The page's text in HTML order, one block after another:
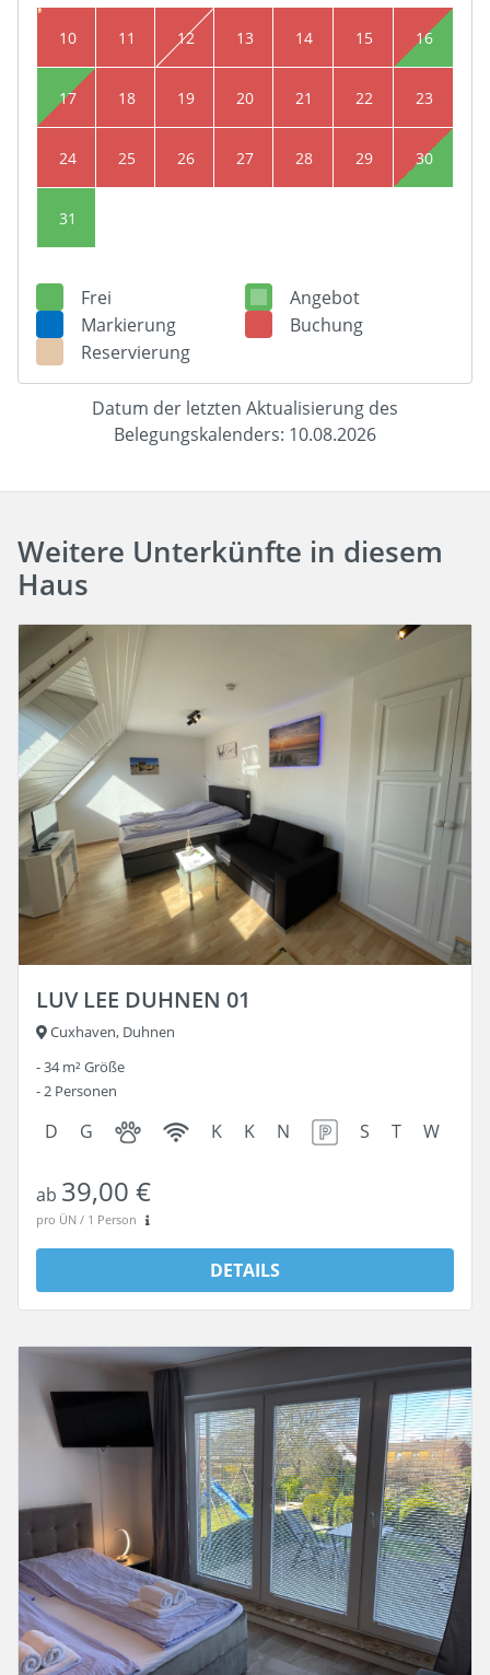
10 11 12 13 14 15 16
17 18 19 20 21 22 23
24 25 26 27 28 29 30
31
Frei
Angebot
Markierung
Buchung
Reservierung
Datum der letzten Aktualisierung des
Belegungskalenders: 10.08.2026
Weitere Unterkünfte in diesem
Haus
LUV LEE DUHNEN 01
Cuxhaven, Duhnen
34 m² Größe
2 Personen
D G K K N S T W
ab 39,00 €
pro ÜN / 1 Person
DETAILS